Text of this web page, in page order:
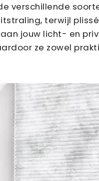
verschillende
terwijl
jouw licht- en
ze zowel